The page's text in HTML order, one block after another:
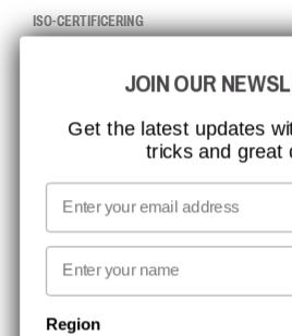
ISO-CERTIFICERING
MISSION, VISION OG VÆRDIER
KONTAKT
JOB HOS CCBSAFETY
MEDIA
VI TAGER ANSVAR
NYHEDSBREV TILMELDING
JOIN OUR
Get the latest updates
tricks and great
Email
First name
Region